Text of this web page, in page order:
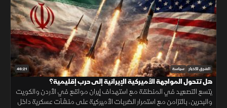
46:21 الشرق للأخبار سياسة
هل تتحول المواجهة الأميركية الإيرانية إلى حرب إقليمية؟
يتسع التصعيد في المنطقة مع استهداف إيران مواقع في الأردن والكويت
والبحرين، بالتزامن مع استمرار الضربات الأميركية على منشآت عسكرية داخل